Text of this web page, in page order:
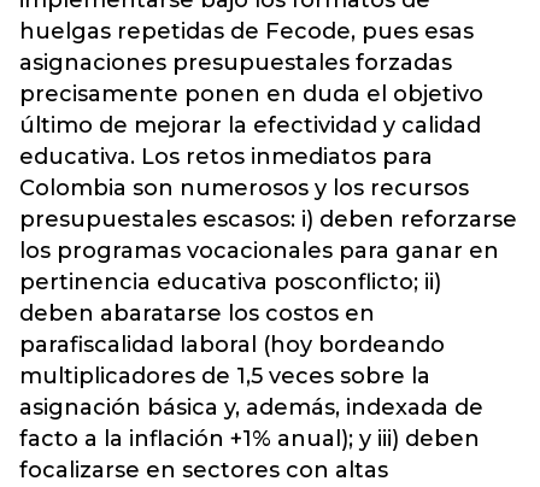
huelgas repetidas de Fecode, pues esas
asignaciones presupuestales forzadas
precisamente ponen en duda el objetivo
último de mejorar la efectividad y calidad
educativa. Los retos inmediatos para
Colombia son numerosos y los recursos
presupuestales escasos: i) deben reforzarse
los programas vocacionales para ganar en
pertinencia educativa posconflicto; ii)
deben abaratarse los costos en
parafiscalidad laboral (hoy bordeando
multiplicadores de 1,5 veces sobre la
asignación básica y, además, indexada de
facto a la inflación +1% anual); y iii) deben
focalizarse en sectores con altas